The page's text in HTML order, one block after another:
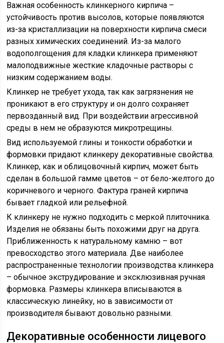
Важная особенность клинкерного кирпича –
устойчивость против высолов, которые появляются
из-за кристаллизации на поверхности кирпича смеси
разных химических соединений. Из-за малого
водополгощения для кладки клинкера применяют
малоподвижные жесткие кладочные растворы с
низким содержанием воды.
Клинкер не требует ухода, так как загрязнения не
проникают в его структуру и он долго сохраняет
первозданный вид. При воздействии агрессивной
среды в нем не образуются микротрещины.
Вид используемой глины и тонкости обработки и
формовки придают клинкеру декоративные свойства.
Клинкер, как и облицовочный кирпич, может быть
сделан в большой гамме цветов – от бело-желтого до
коричневого и черного. Фактура граней кирпича
бывает гладкой или рельефной.
К клинкеру не нужно подходить с меркой плиточника.
Изделия не обязаны быть похожими друг на друга.
Приближенность к натуральному камню – вот
превосходство этого материала. Две наиболее
распространенные технологии производства клинкера
– обычное экструдирование и эксклюзивная ручная
формовка. Размеры клинкера вписываются в
классическую линейку, но в зависимости от
производителя бывают довольно разными.
Декоративные особенности лицевого